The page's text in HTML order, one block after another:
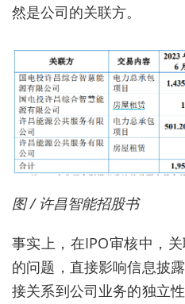
然是公司的关联方。
图 / 许昌智能招股书
事实上，在IPO审核中，
的问题，直接影响信息披
接关系到公司业务的独立